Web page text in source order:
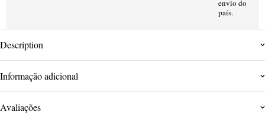
envio do
país.
Description
Informação adicional
Avaliações